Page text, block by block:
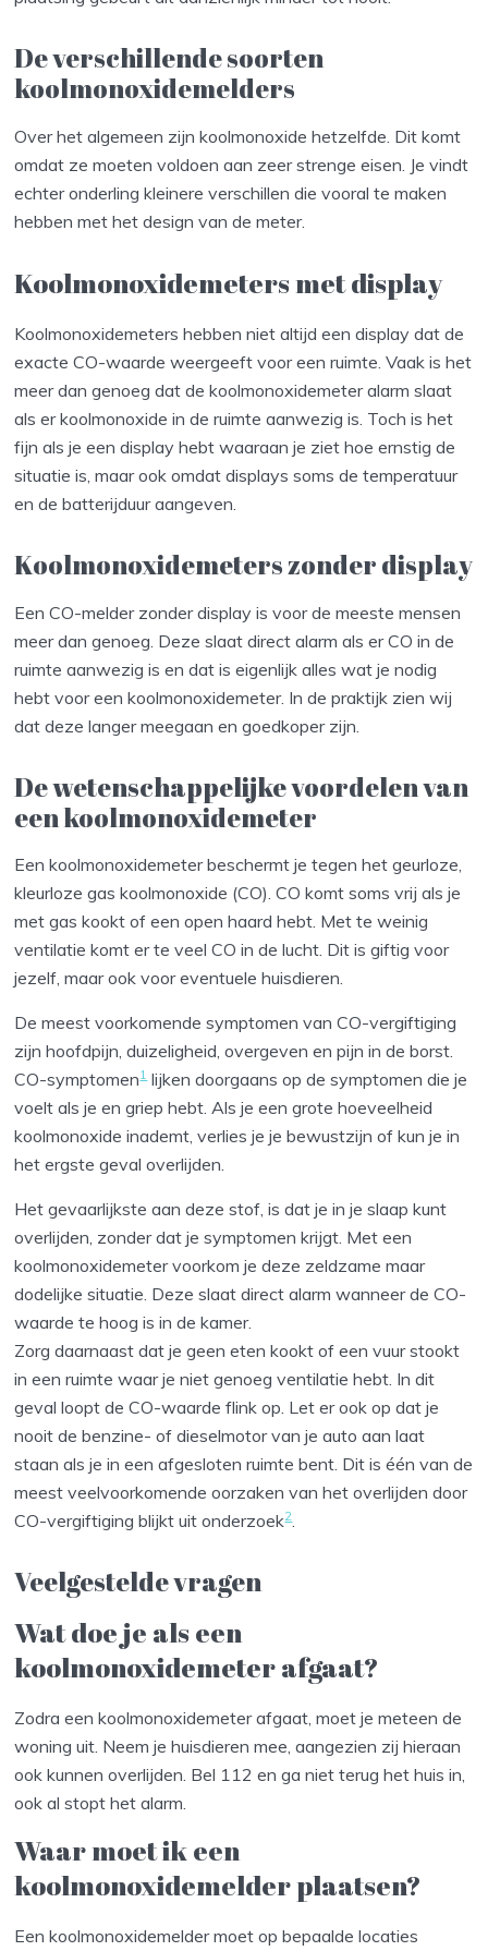
De verschillende soorten
koolmonoxidemelders
Over het algemeen zijn koolmonoxide hetzelfde. Dit komt
omdat ze moeten voldoen aan zeer strenge eisen. Je vindt
echter onderling kleinere verschillen die vooral te maken
hebben met het design van de meter.
Koolmonoxidemeters met display
Koolmonoxidemeters hebben niet altijd een display dat de
exacte CO-waarde weergeeft voor een ruimte. Vaak is het
meer dan genoeg dat de koolmonoxidemeter alarm slaat
als er koolmonoxide in de ruimte aanwezig is. Toch is het
fijn als je een display hebt waaraan je ziet hoe ernstig de
situatie is, maar ook omdat displays soms de temperatuur
en de batterijduur aangeven.
Koolmonoxidemeters zonder display
Een CO-melder zonder display is voor de meeste mensen
meer dan genoeg. Deze slaat direct alarm als er CO in de
ruimte aanwezig is en dat is eigenlijk alles wat je nodig
hebt voor een koolmonoxidemeter. In de praktijk zien wij
dat deze langer meegaan en goedkoper zijn.
De wetenschappelijke voordelen van
een koolmonoxidemeter
Een koolmonoxidemeter beschermt je tegen het geurloze,
kleurloze gas koolmonoxide (CO). CO komt soms vrij als je
met gas kookt of een open haard hebt. Met te weinig
ventilatie komt er te veel CO in de lucht. Dit is giftig voor
jezelf, maar ook voor eventuele huisdieren.
De meest voorkomende symptomen van CO-vergiftiging
zijn hoofdpijn, duizeligheid, overgeven en pijn in de borst.
CO-symptomen1lijken doorgaans op de symptomen die je
voelt als je en griep hebt. Als je een grote hoeveelheid
koolmonoxide inademt, verlies je je bewustzijn of kun je in
het ergste geval overlijden.
Het gevaarlijkste aan deze stof, is dat je in je slaap kunt
overlijden, zonder dat je symptomen krijgt. Met een
koolmonoxidemeter voorkom je deze zeldzame maar
dodelijke situatie. Deze slaat direct alarm wanneer de CO-
waarde te hoog is in de kamer.
Zorg daarnaast dat je geen eten kookt of een vuur stookt
in een ruimte waar je niet genoeg ventilatie hebt. In dit
geval loopt de CO-waarde flink op. Let er ook op dat je
nooit de benzine- of dieselmotor van je auto aan laat
staan als je in een afgesloten ruimte bent. Dit is één van de
meest veelvoorkomende oorzaken van het overlijden door
CO-vergiftiging blijkt uit onderzoek2.
Veelgestelde vragen
Wat doe je als een
koolmonoxidemeter afgaat?
Zodra een koolmonoxidemeter afgaat, moet je meteen de
woning uit. Neem je huisdieren mee, aangezien zij hieraan
ook kunnen overlijden. Bel 112 en ga niet terug het huis in,
ook al stopt het alarm.
Waar moet ik een
koolmonoxidemelder plaatsen?
Een koolmonoxidemelder moet op bepaalde locaties